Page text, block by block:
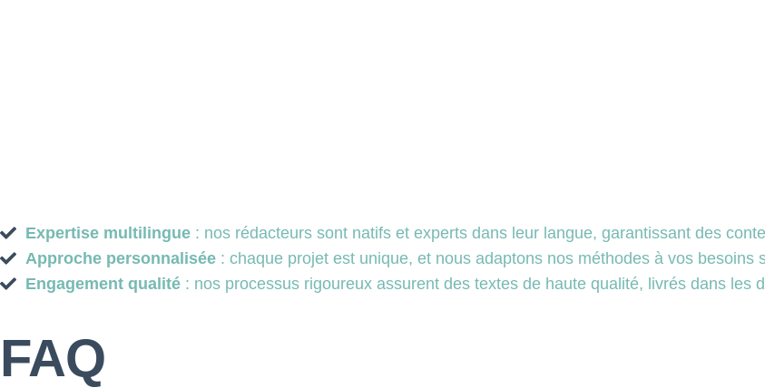
Expertise multilingue : nos rédacteurs sont natifs et experts dans leur langue, garantissant des
Approche personnalisée: chaque projet est unique, et nous adaptons nos méthodes à vos besoins
Engagement qualité : nos processus rigoureux assurent des textes de haute qualité, livrés dans les
FAQ